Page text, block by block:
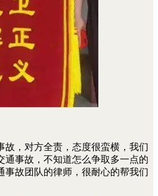
故，对方全责，态度很蛮横，我们
通事故，不知道怎么争取多一点的
事故团队的律师，很耐心的帮我们